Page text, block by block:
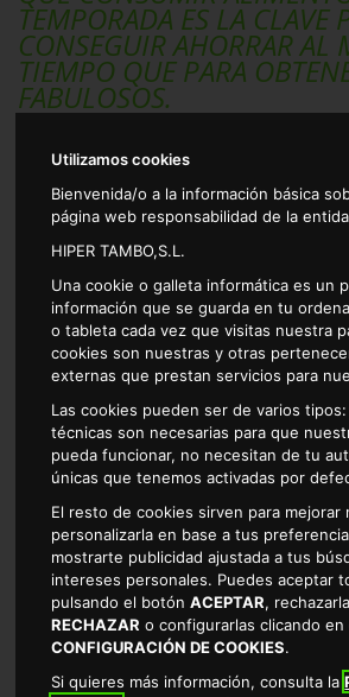
Utilizamos cookies
Bienvenida/o a la información básica
página web responsabilidad de la
HIPER TAMBO,S.L.
Una cookie o galleta informática es un
información que se guarda en tu
o tableta cada vez que visitas nuestra
cookies son nuestras y otras
externas que prestan servicios para
Las cookies pueden ser de varios
técnicas son necesarias para que
pueda funcionar, no necesitan de tu
únicas que tenemos activadas por
El resto de cookies sirven para mejorar
personalizarla en base a tus
mostrarte publicidad ajustada a tus
intereses personales. Puedes aceptar
pulsando el botónACEPTAR,
RECHAZAR o configurarlas clicando en
CONFIGURACIÓN DE COOKIES.
Si quieres más información, consulta la
TEMPORADA ES LA CLAVE
CONSEGUIR AHORRAR AL
TIEMPO QUE PARA
FABULOSOS.
temporada nos va a proporcionar todo su
su mejor sabor y nutrientes, al mismo
mucho menor debido a la facilidad de
Hoy os queremos
de las frutas,
pescados, mariscos y
julio para que así